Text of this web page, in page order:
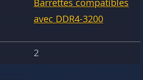
Barrettes compatibles
avec DDR4-3200
2